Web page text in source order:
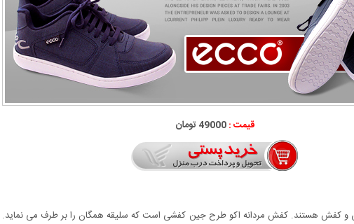
قیمت :49000 تومان
و کفش هستند. کفش مردانه اکو طرح جین کفشی است که سلیقه همگان را بر طرف می